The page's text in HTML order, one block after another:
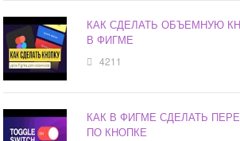
КАК СДЕЛАТЬ ОБЪЕМНУЮ
В ФИГМЕ
4211
КАК В ФИГМЕ СДЕЛАТЬ
ПО КНОПКЕ